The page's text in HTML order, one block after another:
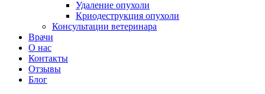
Удаление опухоли
Криодеструкция опухоли
Консультации ветеринара
Врачи
О нас
Контакты
Отзывы
Блог